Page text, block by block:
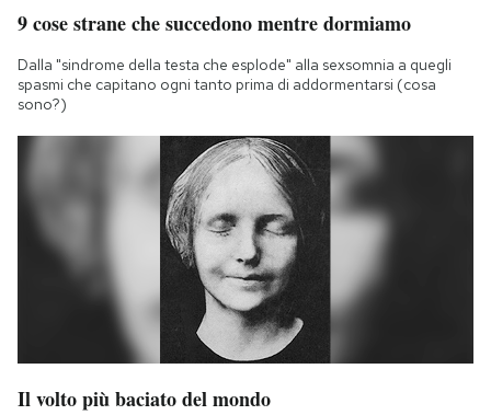
9 cose strane che succedono mentre dormiamo
Dalla "sindrome della testa che esplode" alla sexsomnia a quegli
spasmi che capitano ogni tanto prima di addormentarsi (cosa
sono?)
Il volto più baciato del mondo